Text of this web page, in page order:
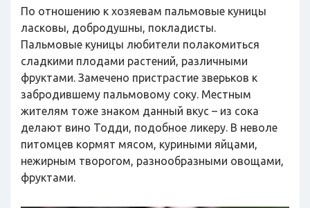
По отношению к хозяевам пальмовые куницы
ласковы, добродушны, покладисты.
Пальмовые куницы любители полакомиться
сладкими плодами растений, различными
фруктами. Замечено пристрастие зверьков к
забродившему пальмовому соку. Местным
жителям тоже знаком данный вкус – из сока
делают вино Тодди, подобное ликеру. В неволе
питомцев кормят мясом, куриными яйцами,
нежирным творогом, разнообразными овощами,
фруктами.